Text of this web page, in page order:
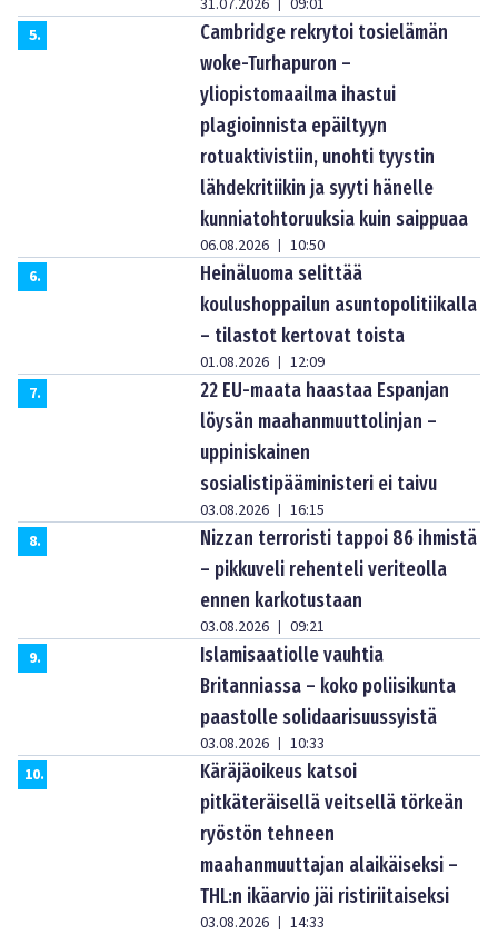
5.
Cambridge rekrytoi tosielämän
woke-Turhapuron –
yliopistomaailma ihastui
plagioinnista epäiltyyn
rotuaktivistiin, unohti tyystin
lähdekritiikin ja syyti hänelle
kunniatohtoruuksia kuin saippuaa
06.08.2026 | 10:50
6.
Heinäluoma selittää
koulushoppailun asuntopolitiikalla
– tilastot kertovat toista
01.08.2026 | 12:09
7.
22 EU-maata haastaa Espanjan
löysän maahanmuuttolinjan –
uppiniskainen
sosialistipääministeri ei taivu
03.08.2026 | 16:15
8.
Nizzan terroristi tappoi 86 ihmistä
– pikkuveli rehenteli veriteolla
ennen karkotustaan
03.08.2026 | 09:21
9.
Islamisaatiolle vauhtia
Britanniassa – koko poliisikunta
paastolle solidaarisuussyistä
03.08.2026 | 10:33
10.
Käräjäoikeus katsoi
pitkäteräisellä veitsellä törkeän
ryöstön tehneen
maahanmuuttajan alaikäiseksi –
THL:n ikäarvio jäi ristiriitaiseksi
03.08.2026 | 14:33